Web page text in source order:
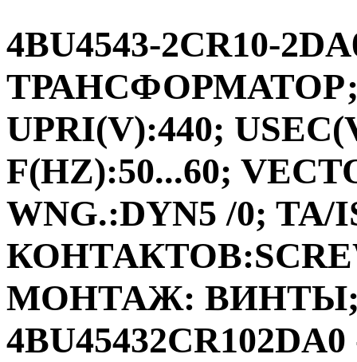
4BU4543-2CR10-
UPRI(V):440;
F(HZ):50...60;
WNG.:DYN5 /0;
МОНТАЖ: ВИНТЫ;